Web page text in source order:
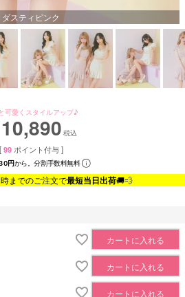
ダスティピンク
可愛くスタイルアップ♪
10,890 税込
[ 99 ポイント付与 ]
円から。分割手数料無料
までのご注文で最短当日出荷🚚💨
カートに入れる
カートに入れる
カートに入れる